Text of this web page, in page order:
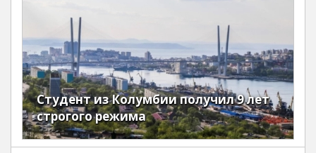
Студент из Колумбии получил 9 лет
строгого режима